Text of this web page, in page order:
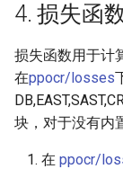
4. 损失函
损失函数用于计
在ppocr/losses
块，对于没有内
在 ppocr/